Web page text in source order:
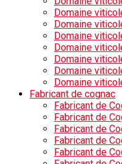
Domaine
Domaine
Domaine
Domaine
Domaine
Domaine
Domaine
Fabricant de cognac
Fabricant de
Fabricant de
Fabricant de
Fabricant de
Fabricant de